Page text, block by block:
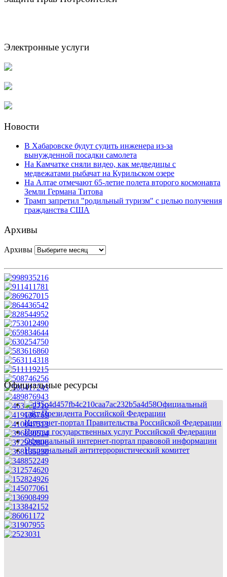
Электронные услуги
Новости
В Хабаровске будут судить инженера из-за
вынужденной посадки самолета
На Камчатке сняли видео, как медведицы с
медвежатами рыбачат на Курильском озере
На Алтае отмечают 65-летие полета второго космонавта
Земли Германа Титова
Трамп запретил "родильный туризм" с целью получения
гражданства США
Архивы
Архивы
Официальные ресурсы
Официальный
сайт Президента Российской Федерации
Интернет-портал Правительства Российской Федерации
Портал государственных услуг Российской Федерации
Официальный интернет-портал правовой информации
Национальный антитеррористический комитет